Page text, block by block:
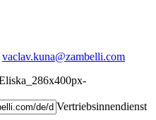
vaclav.kuna@zambelli.com
Vertriebsinnendienst